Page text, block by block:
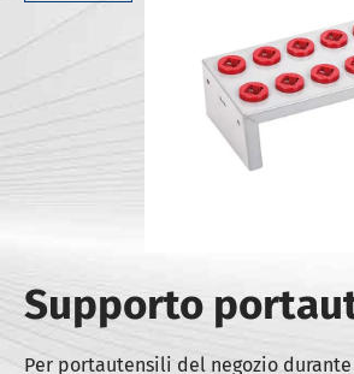
Supporto
Per portautensili del negozio